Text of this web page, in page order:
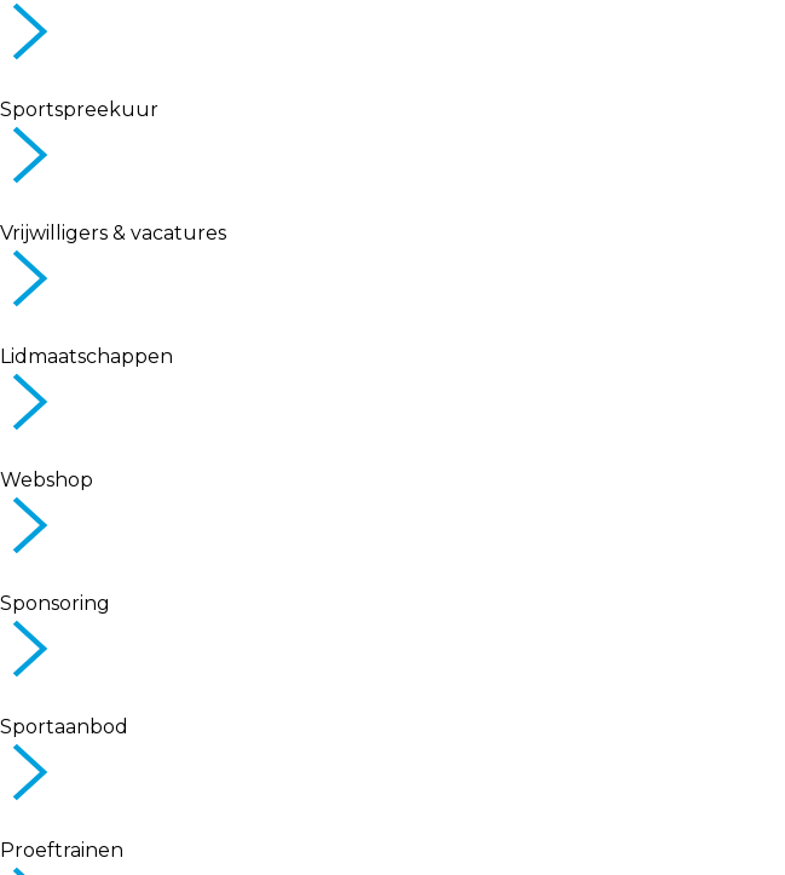
Sportspreekuur
Vrijwilligers & vacatures
Lidmaatschappen
Webshop
Sponsoring
Sportaanbod
Proeftrainen